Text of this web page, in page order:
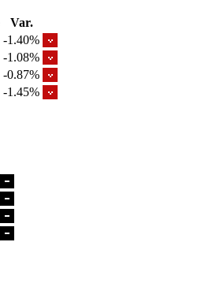
Var.
-1.40%
-1.08%
-0.87%
-1.45%